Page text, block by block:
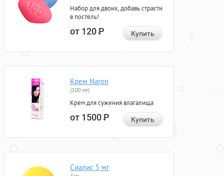
Набор для двоих, добавь страсти
в постель!
от 120Р Купить
Крем Naron
(100 мг)
Крем для сужения влагалища
от 1500Р Купить
Сиалис 5 мг